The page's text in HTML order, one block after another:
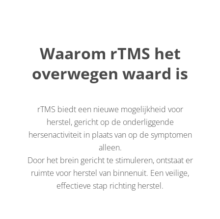
Waarom rTMS het
overwegen waard is
rTMS biedt een nieuwe mogelijkheid voor
herstel, gericht op de onderliggende
hersenactiviteit in plaats van op de symptomen
alleen.
Door het brein gericht te stimuleren, ontstaat er
ruimte voor herstel van binnenuit. Een veilige,
effectieve stap richting herstel.